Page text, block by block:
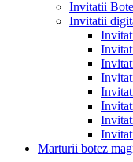
Invitatii
Invitatii
Marturii botez